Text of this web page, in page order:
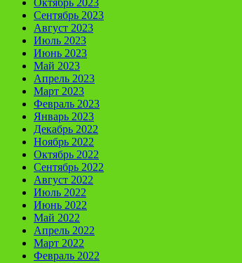
Октябрь 2023
Сентябрь 2023
Август 2023
Июль 2023
Июнь 2023
Май 2023
Апрель 2023
Март 2023
Февраль 2023
Январь 2023
Декабрь 2022
Ноябрь 2022
Октябрь 2022
Сентябрь 2022
Август 2022
Июль 2022
Июнь 2022
Май 2022
Апрель 2022
Март 2022
Февраль 2022